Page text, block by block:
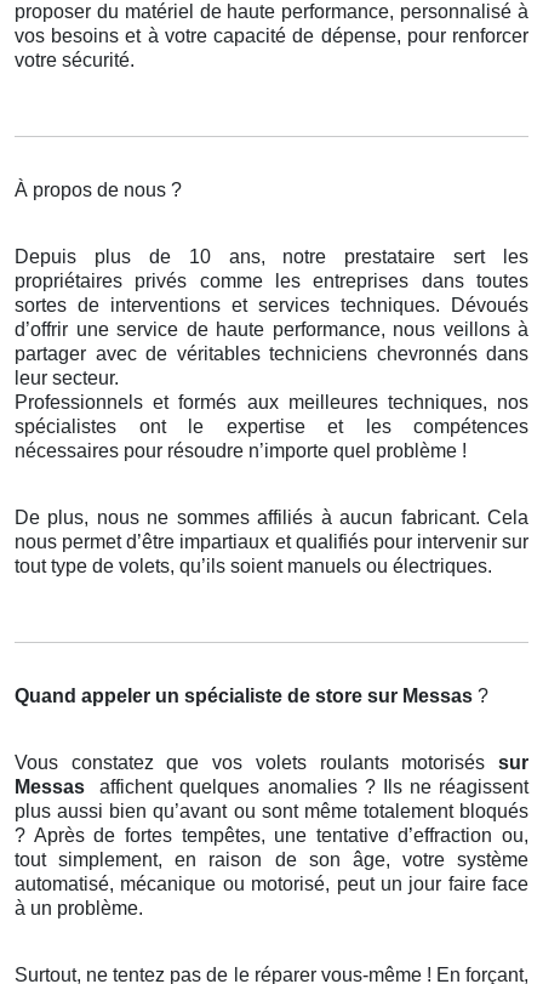
proposer du matériel de haute performance, personnalisé à
vos besoins et à votre capacité de dépense, pour renforcer
votre sécurité.
À propos de nous ?
Depuis plus de 10 ans, notre prestataire sert les
propriétaires privés comme les entreprises dans toutes
sortes de interventions et services techniques. Dévoués
d’offrir une service de haute performance, nous veillons à
partager avec de véritables techniciens chevronnés dans
leur secteur.
Professionnels et formés aux meilleures techniques, nos
spécialistes ont le expertise et les compétences
nécessaires pour résoudre n’importe quel problème !
De plus, nous ne sommes affiliés à aucun fabricant. Cela
nous permet d’être impartiaux et qualifiés pour intervenir sur
tout type de volets, qu’ils soient manuels ou électriques.
Quand appeler un spécialiste de store sur Messas ?
Vous constatez que vos volets roulants motorisés sur
Messas
affichent quelques anomalies ? Ils ne réagissent
plus aussi bien qu’avant ou sont même totalement bloqués
? Après de fortes tempêtes, une tentative d’effraction ou,
tout simplement, en raison de son âge, votre système
automatisé, mécanique ou motorisé, peut un jour faire face
à un problème.
Surtout, ne tentez pas de le réparer vous-même ! En forçant,